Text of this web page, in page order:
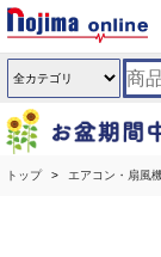
トップ エアコン・扇風